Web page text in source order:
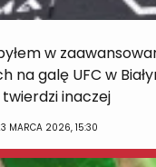
w
na galę UFC w
inaczej
MARCA 2026, 15:30